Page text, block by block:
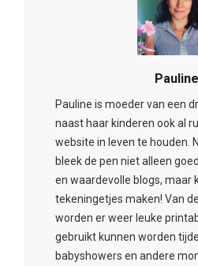
Pauline
Pauline is moeder van een
naast haar kinderen ook al
website in leven te houden.
bleek de pen niet alleen
en waardevolle blogs, maar
tekeningetjes maken! Van
worden er weer leuke
gebruikt kunnen worden
babyshowers en andere